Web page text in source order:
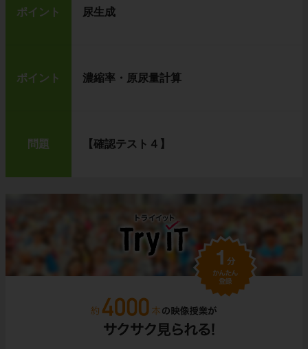
ポイント 尿生成
ポイント 濃縮率・原尿量計算
問題 【確認テスト４】